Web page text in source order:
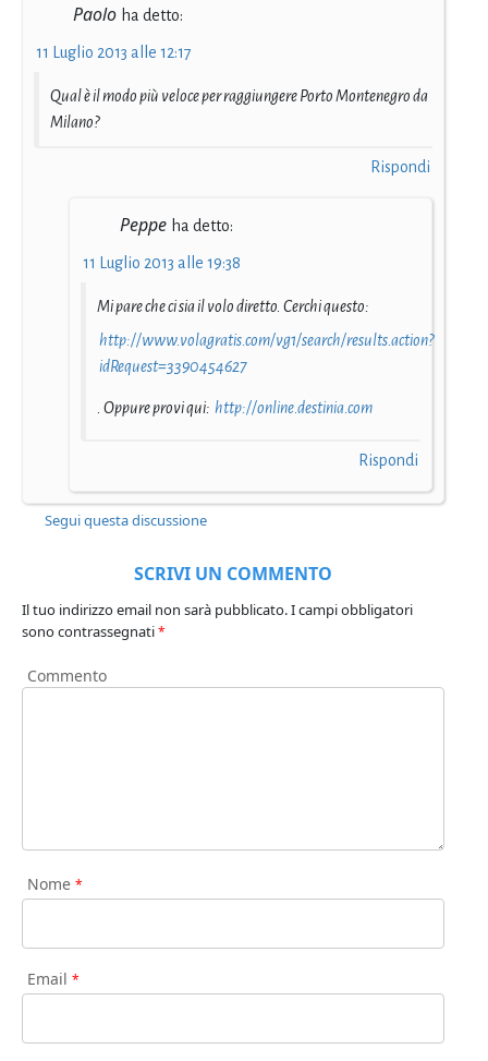
Paolo ha detto:
11 Luglio 2013 alle 12:17
Qual è il modo più veloce per raggiungere Porto Montenegro da
Milano?
Rispondi
Peppe ha detto:
11 Luglio 2013 alle 19:38
Mi pare che ci sia il volo diretto. Cerchi questo:
http://www.volagratis.com/vg1/search/results.action?
idRequest=3390454627
. Oppure provi qui: http://online.destinia.com
Rispondi
Segui questa discussione
SCRIVI UN COMMENTO
Il tuo indirizzo email non sarà pubblicato.I campi obbligatori
sono contrassegnati*
Commento
Nome *
Email *